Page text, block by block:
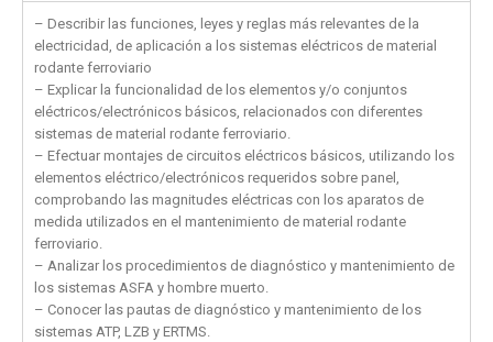
– Describir las funciones, leyes y reglas más relevantes de la
electricidad, de aplicación a los sistemas eléctricos de material
rodante ferroviario
– Explicar la funcionalidad de los elementos y/o conjuntos
eléctricos/electrónicos básicos, relacionados con diferentes
sistemas de material rodante ferroviario.
– Efectuar montajes de circuitos eléctricos básicos, utilizando los
elementos eléctrico/electrónicos requeridos sobre panel,
comprobando las magnitudes eléctricas con los aparatos de
medida utilizados en el mantenimiento de material rodante
ferroviario.
– Analizar los procedimientos de diagnóstico y mantenimiento de
los sistemas ASFA y hombre muerto.
– Conocer las pautas de diagnóstico y mantenimiento de los
sistemas ATP, LZB y ERTMS.